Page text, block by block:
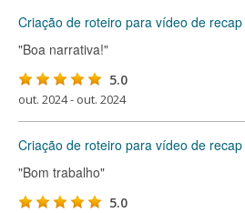
Criação de roteiro para vídeo de
"Boa narrativa!"
5.0
out. 2024 - out. 2024
Criação de roteiro para vídeo de
"Bom trabalho"
5.0